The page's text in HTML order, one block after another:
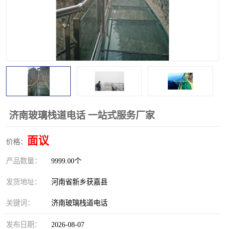
济南玻璃栈道电话 一站式服务厂家
价格： 面议
产品数量： 9999.00个
发货地址： 河南省新乡获嘉县
关键词： 济南玻璃栈道电话
发布日期： 2026-08-07
玻璃滑道
网红桥
丛林穿越设备
音乐呐喊设备 栈道
玻璃栈道